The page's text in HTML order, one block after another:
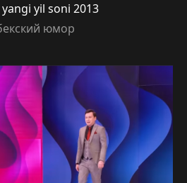
yil soni 2013
юмор